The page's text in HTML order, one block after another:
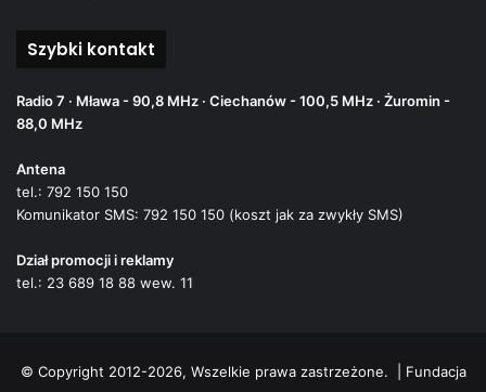
Szybki kontakt
Radio 7 · Mława - 90,8 MHz · Ciechanów - 100,5 MHz · Żuromin -
88,0 MHz
Antena
tel.: 792 150 150
Komunikator SMS: 792 150 150 (koszt jak za zwykły SMS)
Dział promocji i reklamy
tel.: 23 689 18 88 wew. 11
© Copyright 2012-2026, Wszelkie prawa zastrzeżone. | Fundacja